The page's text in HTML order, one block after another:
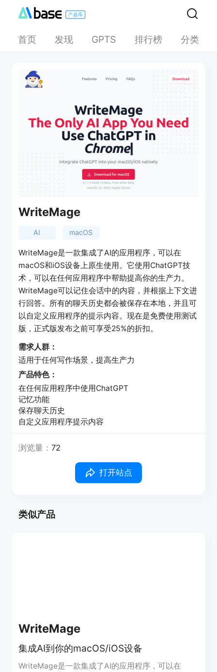
首页 发现 GPTS 排行榜 分类
WriteMage
AI macOS
WriteMage是一款集成了AI的应用程序，可以在
macOS和iOS设备上原生使用。它使用ChatGPT技
术，可以在任何应用程序中帮助提高你的生产力。
WriteMage可以记住会话中的内容，并根据上下文进
行回答。所有的聊天历史都会被保存在本地，并且可
以自定义应用程序的提示内容。现在是免费使用测试
版，正式版发布之前可享受25%的折扣。
需求人群：
适用于任何写作场景，提高生产力
产品特色：
在任何应用程序中使用ChatGPT
记忆功能
保存聊天历史
自定义应用程序提示内容
浏览量：72
打开站点
类似产品
WriteMage
集成AI到你的macOS/iOS设备
WriteMage是一款集成了AI的应用程序，可以在